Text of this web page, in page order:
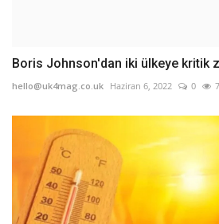
Boris Johnson'dan iki ülkeye kritik
hello@uk4mag.co.uk Haziran 6, 2022 0